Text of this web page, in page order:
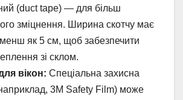
(duct tape) — для більш
зміцнення. Ширина скотчу має
як 5 см, щоб забезпечити
зі склом.
вікон: Спеціальна захисна
3M Safety Film) може